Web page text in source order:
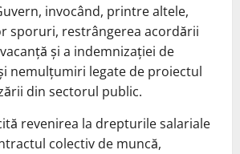
invocând, printre altele,
sporuri, restrângerea acordării
și a indemnizației de
nemulțumiri legate de proiectul
din sectorul public.
revenirea la drepturile salariale
colectiv de muncă,